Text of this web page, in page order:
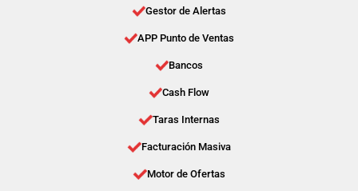
Gestor de Alertas
APP Punto de Ventas
Bancos
Cash Flow
Taras Internas
Facturación Masiva
Motor de Ofertas